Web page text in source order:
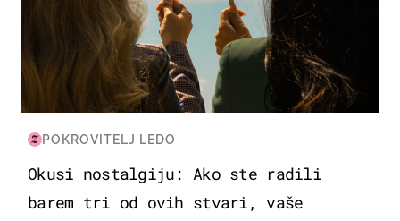
POKROVITELJ LEDO
Okusi nostalgiju: Ako ste radili
barem tri od ovih stvari, vaše